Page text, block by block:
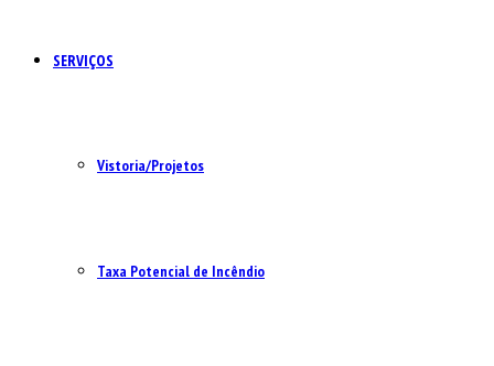
SERVIÇOS
Vistoria/Projetos
Taxa Potencial de Incêndio